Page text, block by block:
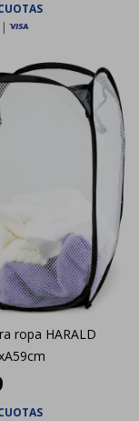
|
ropa HARALD